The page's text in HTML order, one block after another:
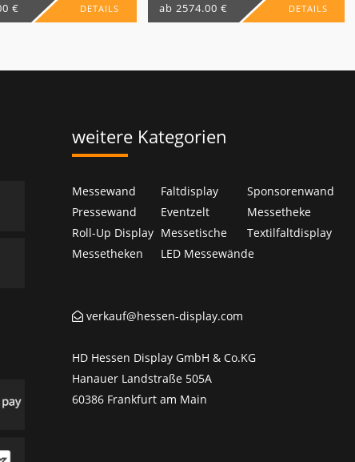
€ DETAILS ab 2574.00 € DETAILS
weitere Kategorien
Messewand Faltdisplay
Sponsorenwand
Pressewand
Eventzelt
Messetheke
Roll-Up Display Messetische
Textilfaltdisplay
Messetheken
LED Messewände
verkauf@hessen-display.com
HD Hessen Display GmbH & Co.KG
Hanauer Landstraße 505A
60386 Frankfurt am Main